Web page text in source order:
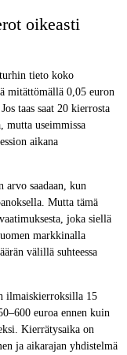
oikeasti
tieto koko
mitättömällä 0,05 euron
taas saat 20 kierrosta
mutta useimmissa
aikana
arvo saadaan, kun
Mutta tämä
joka siellä
markkinalla
välillä suhteessa
ilmaiskierroksilla 15
euroa ennen kuin
Kierrätysaika on
ja aikarajan yhdistelmä